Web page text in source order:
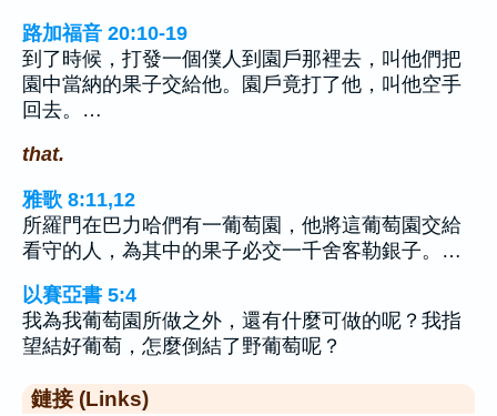
路加福音 20:10-19
到了時候，打發一個僕人到園戶那裡去，叫他們把
園中當納的果子交給他。園戶竟打了他，叫他空手
回去。…
that.
雅歌 8:11,12
所羅門在巴力哈們有一葡萄園，他將這葡萄園交給
看守的人，為其中的果子必交一千舍客勒銀子。…
以賽亞書 5:4
我為我葡萄園所做之外，還有什麼可做的呢？我指
望結好葡萄，怎麼倒結了野葡萄呢？
鏈接 (Links)